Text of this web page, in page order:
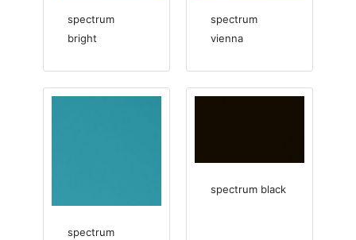
spectrum
bright
spectrum
vienna
spectrum
spectrum black